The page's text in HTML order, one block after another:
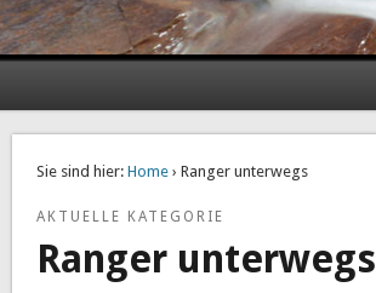
Sie sind hier: Home › Ranger unterwegs
AKTUELLE KATEGORIE
Ranger unterwegs